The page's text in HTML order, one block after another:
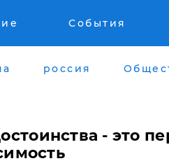
События
россия
- это